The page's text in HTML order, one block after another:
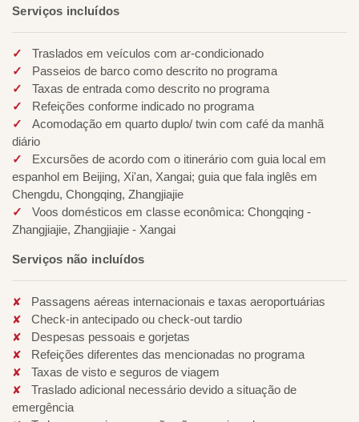
Serviços incluídos
Traslados em veículos com ar-condicionado
Passeios de barco como descrito no programa
Taxas de entrada como descrito no programa
Refeições conforme indicado no programa
Acomodação em quarto duplo/ twin com café da manhã
diário
Excursões de acordo com o itinerário com guia local em
espanhol em Beijing, Xi'an, Xangai; guia que fala inglês em
Chengdu, Chongqing, Zhangjiajie
Voos domésticos em classe econômica: Chongqing -
Zhangjiajie, Zhangjiajie - Xangai
Serviços não incluídos
Passagens aéreas internacionais e taxas aeroportuárias
Check-in antecipado ou check-out tardio
Despesas pessoais e gorjetas
Refeições diferentes das mencionadas no programa
Taxas de visto e seguros de viagem
Traslado adicional necessário devido a situação de
emergência